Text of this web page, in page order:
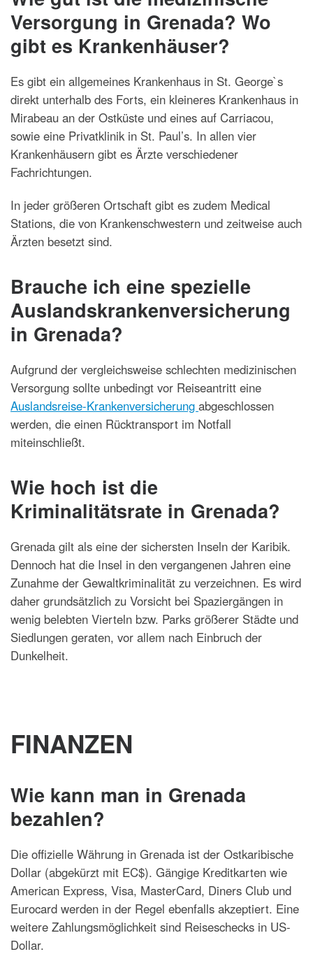
Versorgung in Grenada? Wo
gibt es Krankenhäuser?
Es gibt ein allgemeines Krankenhaus in St. George`s
direkt unterhalb des Forts, ein kleineres Krankenhaus in
Mirabeau an der Ostküste und eines auf Carriacou,
sowie eine Privatklinik in St. Paul’s. In allen vier
Krankenhäusern gibt es Ärzte verschiedener
Fachrichtungen.
In jeder größeren Ortschaft gibt es zudem Medical
Stations, die von Krankenschwestern und zeitweise auch
Ärzten besetzt sind.
Brauche ich eine spezielle
Auslandskrankenversicherung
in Grenada?
Aufgrund der vergleichsweise schlechten medizinischen
Versorgung sollte unbedingt vor Reiseantritt eine
Auslandsreise-Krankenversicherung abgeschlossen
werden, die einen Rücktransport im Notfall
miteinschließt.
Wie hoch ist die
Kriminalitätsrate in Grenada?
Grenada gilt als eine der sichersten Inseln der Karibik.
Dennoch hat die Insel in den vergangenen Jahren eine
Zunahme der Gewaltkriminalität zu verzeichnen. Es wird
daher grundsätzlich zu Vorsicht bei Spaziergängen in
wenig belebten Vierteln bzw. Parks größerer Städte und
Siedlungen geraten, vor allem nach Einbruch der
Dunkelheit.
FINANZEN
Wie kann man in Grenada
bezahlen?
Die offizielle Währung in Grenada ist der Ostkaribische
Dollar (abgekürzt mit EC$). Gängige Kreditkarten wie
American Express, Visa, MasterCard, Diners Club und
Eurocard werden in der Regel ebenfalls akzeptiert. Eine
weitere Zahlungsmöglichkeit sind Reiseschecks in US-
Dollar.